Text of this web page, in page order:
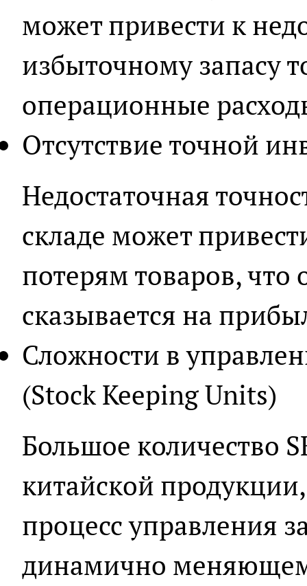
может привести к
избыточному запасу
операционные
Отсутствие точной
Недостаточная
складе может
потерям товаров, что
сказывается на
Сложности в
(Stock Keeping Units)
Большое количество
китайской
процесс управления
динамично